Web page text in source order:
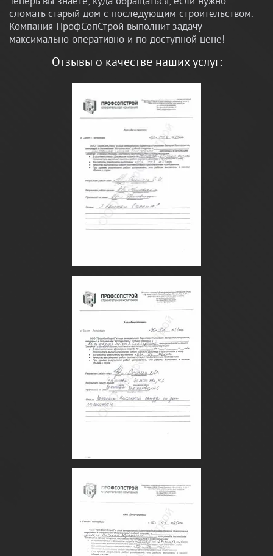
сломать старый дом с последующим строительством.
Компания ПрофСопСтрой выполнит задачу
максимально оперативно и по доступной цене!
Отзывы о качестве наших услуг: